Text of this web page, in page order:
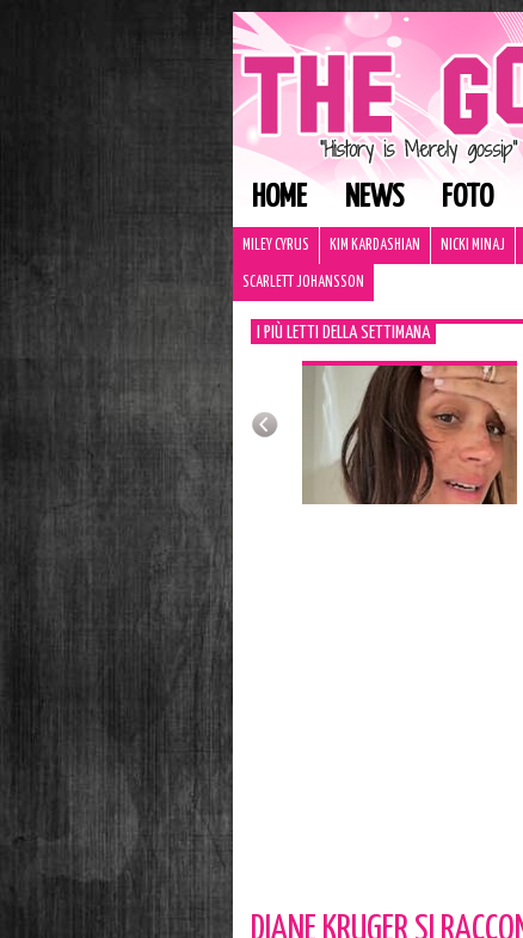
HOME NEWS FOTO
MILEY CYRUS KIM KARDASHIAN NICKI MINAJ
SCARLETT JOHANSSON
I PIÙ LETTI DELLA SETTIMANA
DIANE KRUGER SI